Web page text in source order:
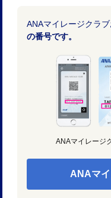
ANAマイレージクラ
の番号です。
ANAマイレージ
ANAマ